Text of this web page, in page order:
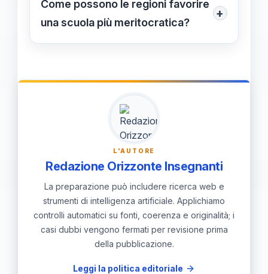
gratuiti o a costi contenuti e
Come possono le regioni favorire
una scuola più meritocratica?
+
Attraverso la distribuzione
equilibrata delle iscrizioni e
l'eliminazione delle barriere
economiche, favorendo l’accesso
meritocratico e uguale per tutti.
L'AUTORE
Redazione Orizzonte Insegnanti
La preparazione può includere ricerca web e
strumenti di intelligenza artificiale. Applichiamo
controlli automatici su fonti, coerenza e originalità; i
casi dubbi vengono fermati per revisione prima
della pubblicazione.
Leggi la politica editoriale